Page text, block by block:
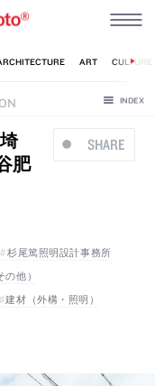
SHARE
肥
杉尾篤照明設計事務所
他）
建材（外構・照明）